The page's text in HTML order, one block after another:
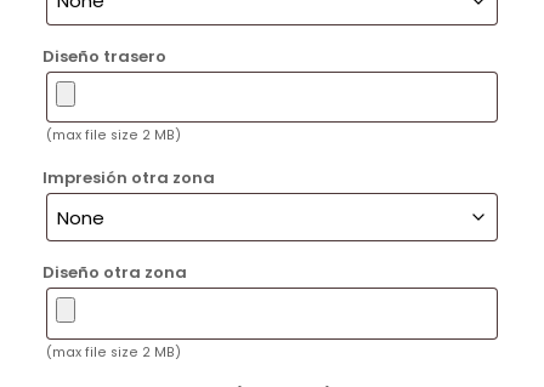
Diseño trasero
(max file size 2 MB)
Impresión otra zona
Diseño otra zona
(max file size 2 MB)